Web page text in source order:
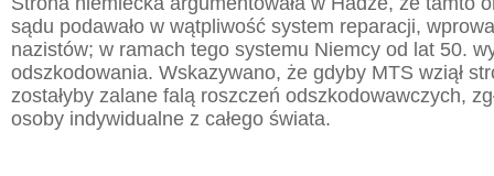
sądu podawało w wątpliwość system reparacji,
nazistów; w ramach tego systemu Niemcy od lat 50.
odszkodowania. Wskazywano, że gdyby MTS wziął
zostałyby zalane falą roszczeń odszkodowawczych,
osoby indywidualne z całego świata.